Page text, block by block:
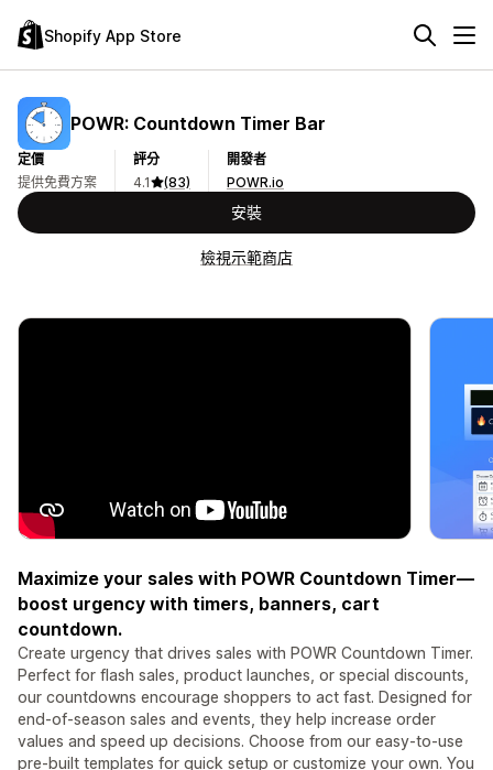
Shopify App Store
POWR: Countdown Timer Bar
定價
提供免費方案
評分
4.1
(83)
開發者
POWR.io
安裝
檢視示範商店
Maximize your sales with POWR Countdown Timer—
boost urgency with timers, banners, cart
countdown.
Create urgency that drives sales with POWR Countdown Timer.
Perfect for flash sales, product launches, or special discounts,
our countdowns encourage shoppers to act fast. Designed for
end-of-season sales and events, they help increase order
values and speed up decisions. Choose from our easy-to-use
pre-built templates for quick setup or customize your own. You